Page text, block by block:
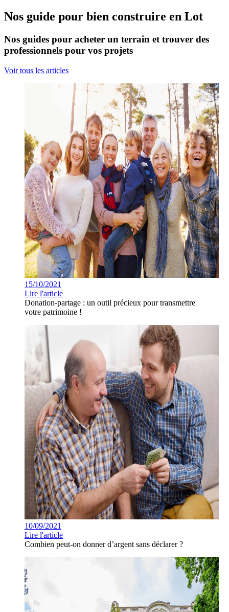
Nos guide pour bien construire en Lot
Nos guides pour acheter un terrain et trouver des
professionnels pour vos projets
Voir tous les articles
15/10/2021
Lire l'article
Donation-partage : un outil précieux pour transmettre
votre patrimoine !
10/09/2021
Lire l'article
Combien peut-on donner d’argent sans déclarer ?